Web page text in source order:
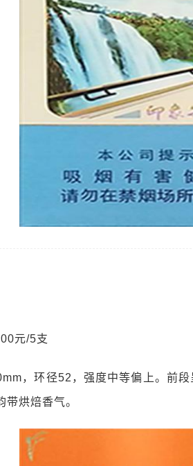
元/5支
，环径52，强度中等偏上。前
带烘焙香气。